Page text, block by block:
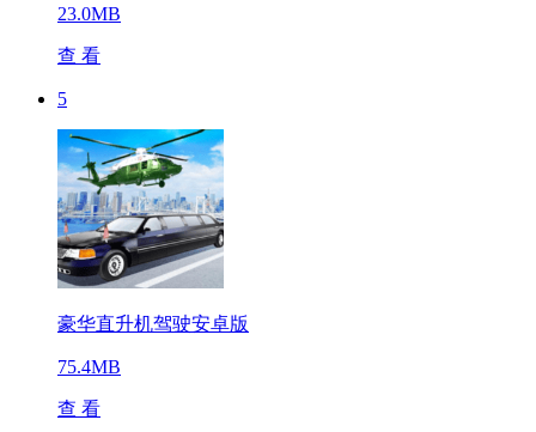
23.0MB
查 看
5
豪华直升机驾驶安卓版
75.4MB
查 看